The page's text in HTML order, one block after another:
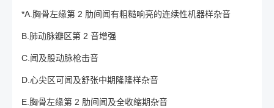
*A.胸骨左缘第 2 肋间闻有粗糙响亮的连续性机器样杂音
B.肺动脉瓣区第 2 音增强
C.闻及股动脉枪击音
D.心尖区可闻及舒张中期隆隆样杂音
E.胸骨左缘第 2 肋间闻及全收缩期杂音